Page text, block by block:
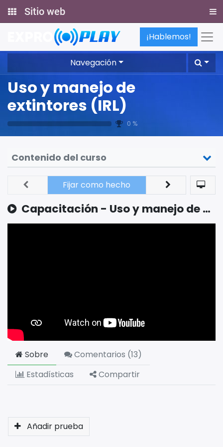
Sitio web
¡Hablemos!
Navegación
Uso y manejo de
extintores (IRL)
0 %
Contenido del curso
Capacitación - Uso y manejo de extintores
Fijar como hecho
Sobre Comentarios (13)
Estadísticas
Compartir
Añadir prueba